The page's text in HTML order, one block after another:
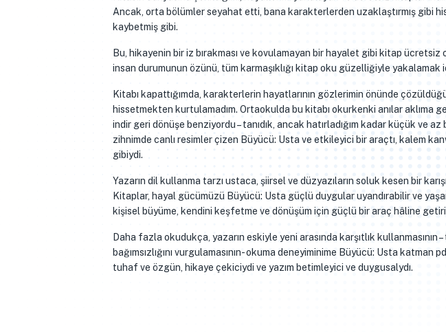
Ancak, orta bölümler seyahat etti, bana karakterlerden uzaklaştırmış gibi
kaybetmiş gibi.
Bu, hikayenin bir iz bırakması ve kovulamayan bir hayalet gibi kitap ücretsiz
insan durumunun özünü, tüm karmaşıklığı kitap oku güzelliğiyle yakalamak
Kitabı kapattığımda, karakterlerin hayatlarının gözlerimin önünde
hissetmekten kurtulamadım. Ortaokulda bu kitabı okurkenki anılar aklıma
indir geri dönüşe benziyordu – tanıdık, ancak hatırladığım kadar küçük ve az
zihnimde canlı resimler çizen Büyücü: Usta ve etkileyici bir araçtı, kalem
gibiydi.
Yazarın dil kullanma tarzı ustaca, şiirsel ve düzyazıların soluk kesen bir
Kitaplar, hayal gücümüzü Büyücü: Usta güçlü duygular uyandırabilir ve
kişisel büyüme, kendini keşfetme ve dönüşüm için güçlü bir araç hâline
Daha fazla okudukça, yazarın eskiyle yeni arasında karşıtlık kullanmasının
bağımsızlığını vurgulamasının- okuma deneyiminime Büyücü: Usta
tuhaf ve özgün, hikaye çekiciydi ve yazım betimleyici ve duygusalydı.